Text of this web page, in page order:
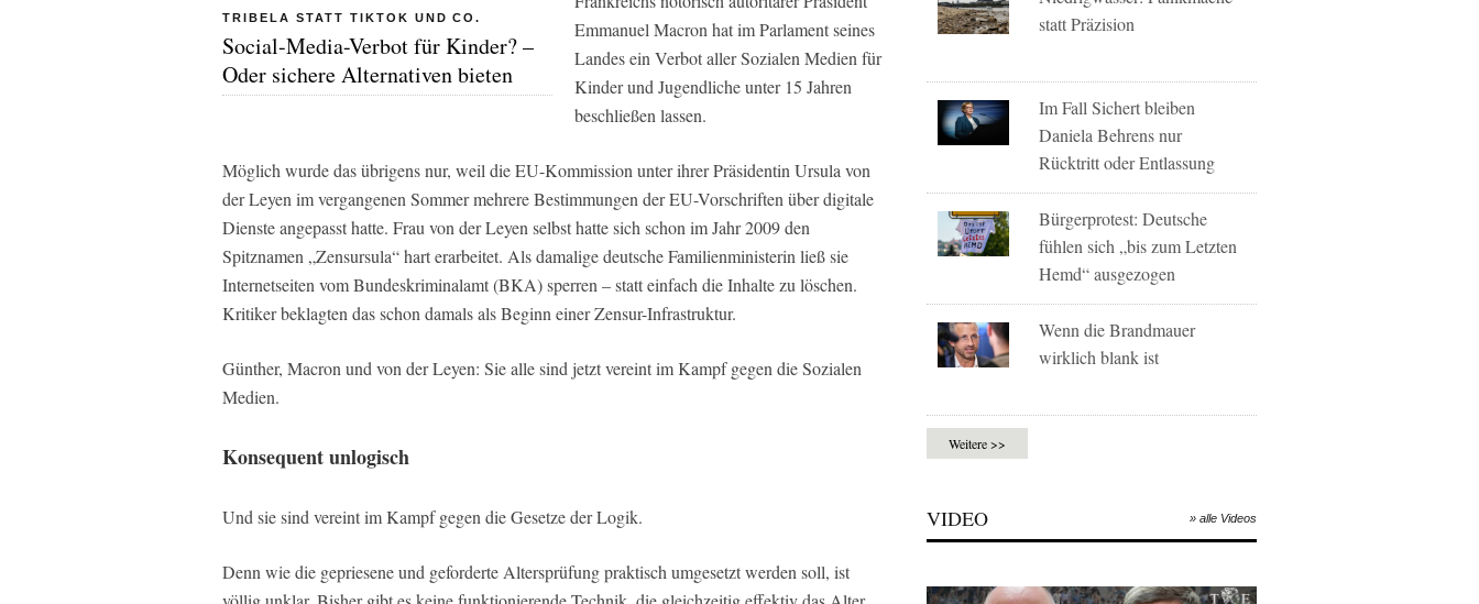
TRIBELA STATT TIKTOK UND CO.
Social-Media-Verbot für Kinder? –
Oder sichere Alternativen bieten
Emmanuel Macron hat im Parlament seines
Landes ein Verbot aller Sozialen Medien für
Kinder und Jugendliche unter 15 Jahren
beschließen lassen.
Möglich wurde das übrigens nur, weil die EU-Kommission unter ihrer Präsidentin Ursula von
der Leyen im vergangenen Sommer mehrere Bestimmungen der EU-Vorschriften über digitale
Dienste angepasst hatte. Frau von der Leyen selbst hatte sich schon im Jahr 2009 den
Spitznamen „Zensursula“ hart erarbeitet. Als damalige deutsche Familienministerin ließ sie
Internetseiten vom Bundeskriminalamt (BKA) sperren – statt einfach die Inhalte zu löschen.
Kritiker beklagten das schon damals als Beginn einer Zensur-Infrastruktur.
Günther, Macron und von der Leyen: Sie alle sind jetzt vereint im Kampf gegen die Sozialen
Medien.
Konsequent unlogisch
Und sie sind vereint im Kampf gegen die Gesetze der Logik.
Denn wie die gepriesene und geforderte Altersprüfung praktisch umgesetzt werden soll, ist
statt Präzision
Im Fall Sichert bleiben
Daniela Behrens nur
Rücktritt oder Entlassung
Bürgerprotest: Deutsche
fühlen sich „bis zum Letzten
Hemd“ ausgezogen
Wenn die Brandmauer
wirklich blank ist
Weitere >>
VIDEO » alle Videos